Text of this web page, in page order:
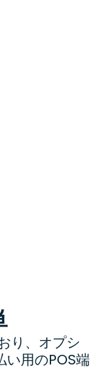
り、オプシ
い用のPOS端